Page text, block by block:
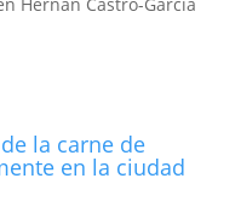
la carne de
en la ciudad